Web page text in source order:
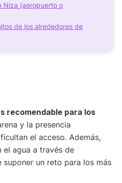
Niza (aeropuerto o
de los alrededores de
recomendable para los
y la presencia
el acceso. Además,
el agua a través de
suponer un reto para los más